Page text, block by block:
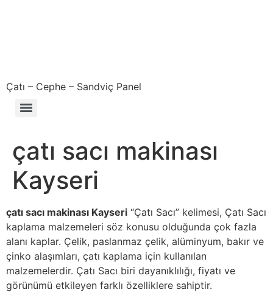
Çatı – Cephe – Sandviç Panel
çatı sacı makinası
Kayseri
çatı sacı makinası Kayseri “Çatı Sacı” kelimesi, Çatı Sacı
kaplama malzemeleri söz konusu olduğunda çok fazla
alanı kaplar. Çelik, paslanmaz çelik, alüminyum, bakır ve
çinko alaşımları, çatı kaplama için kullanılan
malzemelerdir. Çatı Sacı biri dayanıklılığı, fiyatı ve
görünümü etkileyen farklı özelliklere sahiptir.